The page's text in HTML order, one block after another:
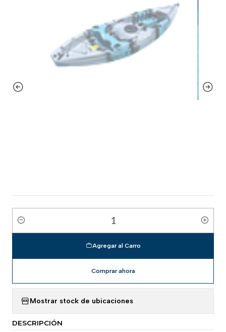
Cantidad
Agregar al Carro
Comprar ahora
Mostrar stock de ubicaciones
DESCRIPCIÓN